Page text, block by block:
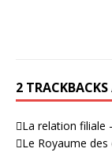
2
La relation filiale
Le Royaume des